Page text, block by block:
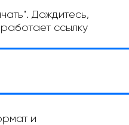
Дождитесь,
ссылку
и